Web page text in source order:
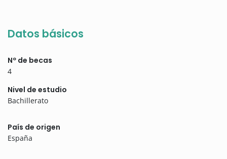
Datos básicos
Nº de becas
4
Nivel de estudio
Bachillerato
País de origen
España